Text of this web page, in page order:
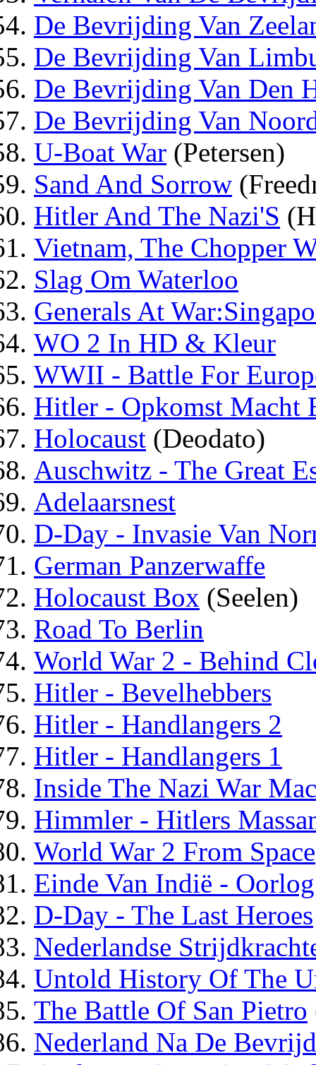
De Bevrijding Van
De Bevrijding Van
De Bevrijding Van Den
De Bevrijding Van
U-Boat War (Petersen)
Sand And Sorrow
Hitler And The Nazi'S
Vietnam, The Chopper
Slag Om Waterloo
Generals At
WO 2 In HD & Kleur
WWII - Battle For
Hitler - Opkomst Macht
Holocaust (Deodato)
Auschwitz - The Great
Adelaarsnest
D-Day - Invasie Van
German Panzerwaffe
Holocaust Box (Seelen)
Road To Berlin
World War 2 - Behind
Hitler - Bevelhebbers
Hitler - Handlangers 2
Hitler - Handlangers 1
Inside The Nazi War
Himmler - Hitlers
World War 2 From Space
Einde Van Indië -
D-Day - The Last Heroes
Nederlandse
Untold History Of The
The Battle Of San Pietro
Nederland Na De